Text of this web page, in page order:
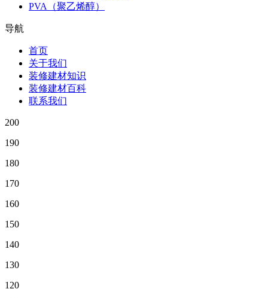
PVA（聚乙烯醇）
导航
首页
关于我们
装修建材知识
装修建材百科
联系我们
200
190
180
170
160
150
140
130
120